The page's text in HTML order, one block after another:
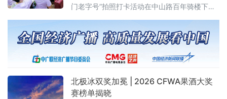
门老字号”拍照打卡活动在中山路百年骑楼下展
国“青年大使”鹭岛行系列活动之一，本次活动在
厦门市外办和厦门市商务局指导下，由外图
（厦门）文化传播有限公司和厦门老字号协会
共同承办。
北极冰双奖加冕 | 2026 CFWA果酒大奖
赛榜单揭晓